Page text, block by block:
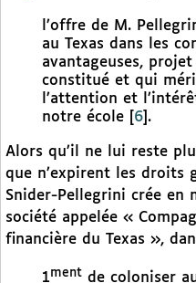
l’offre de M.
au Texas dans les
avantageuses,
constitué et qui
l’attention et
notre école
6 .
Alors qu’il ne lui reste
que n’expirent les droits
Snider-Pellegrini crée en
société appelée «
financière du Texas »,
1ment de coloniser